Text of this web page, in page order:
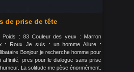
de prise de tête
: 83 Couleur des yeux : Marron
: Roux Je suis : un homme Allure :
Bonjour je recherche homme pour
affinité, pres pour le dialogue sans prise
La solitude me pèse énormément.